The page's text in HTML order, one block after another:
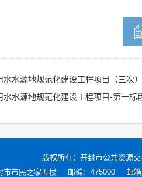
水水源地规范化建设工程项目（三次
水水源地规范化建设工程项目-第一标
版权所有： 开封市公共资源
市市民之家五楼
邮编：475000
邮